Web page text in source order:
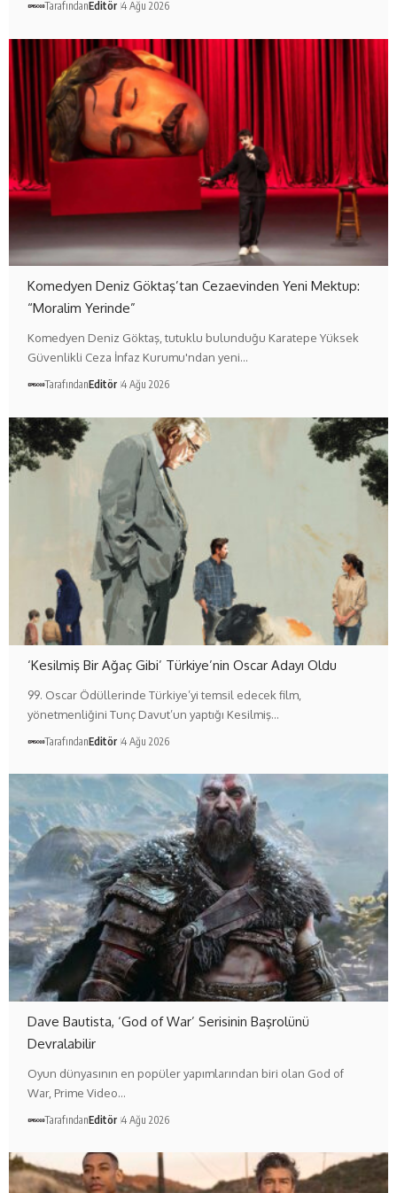
TarafındanEditör 4 Ağu 2026
Komedyen Deniz Göktaş’tan Cezaevinden Yeni Mektup:
“Moralim Yerinde”
Komedyen Deniz Göktaş, tutuklu bulunduğu Karatepe Yüksek
Güvenlikli Ceza İnfaz Kurumu'ndan yeni…
TarafındanEditör 4 Ağu 2026
‘Kesilmiş Bir Ağaç Gibi’ Türkiye’nin Oscar Adayı Oldu
99. Oscar Ödüllerinde Türkiye’yi temsil edecek film,
yönetmenliğini Tunç Davut’un yaptığı Kesilmiş…
TarafındanEditör 4 Ağu 2026
Dave Bautista, ‘God of War’ Serisinin Başrolünü
Devralabilir
Oyun dünyasının en popüler yapımlarından biri olan God of
War, Prime Video…
TarafındanEditör 4 Ağu 2026